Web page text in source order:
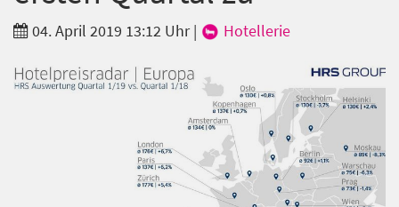
04. April 2019 13:12 Uhr| Hotellerie
Branche
Ich möchte folgende Newsletter erhalten
Tageskarte-Newsletter (gegen 8.30 Uhr)
Datenschutzerklärungzur Kenntnis